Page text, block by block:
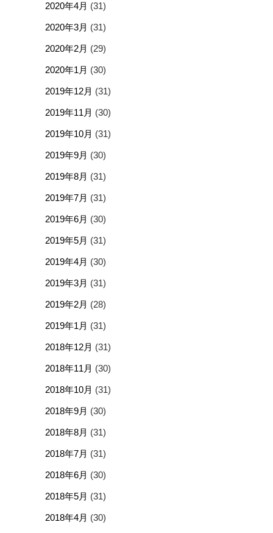
2020年4月 (31)
2020年3月 (31)
2020年2月 (29)
2020年1月 (30)
2019年12月 (31)
2019年11月 (30)
2019年10月 (31)
2019年9月 (30)
2019年8月 (31)
2019年7月 (31)
2019年6月 (30)
2019年5月 (31)
2019年4月 (30)
2019年3月 (31)
2019年2月 (28)
2019年1月 (31)
2018年12月 (31)
2018年11月 (30)
2018年10月 (31)
2018年9月 (30)
2018年8月 (31)
2018年7月 (31)
2018年6月 (30)
2018年5月 (31)
2018年4月 (30)